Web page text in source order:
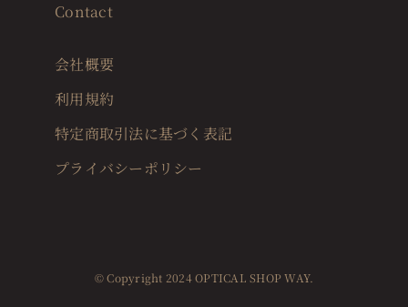
Contact
会社概要
利用規約
特定商取引法に基づく表記
プライバシーポリシー
© Copyright 2024 OPTICAL SHOP WAY.